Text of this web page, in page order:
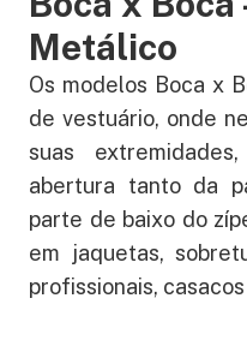
Metálico
Os modelos Boca x
de vestuário, onde
suas
abertura tanto da
parte de baixo do
em jaquetas,
profissionais,